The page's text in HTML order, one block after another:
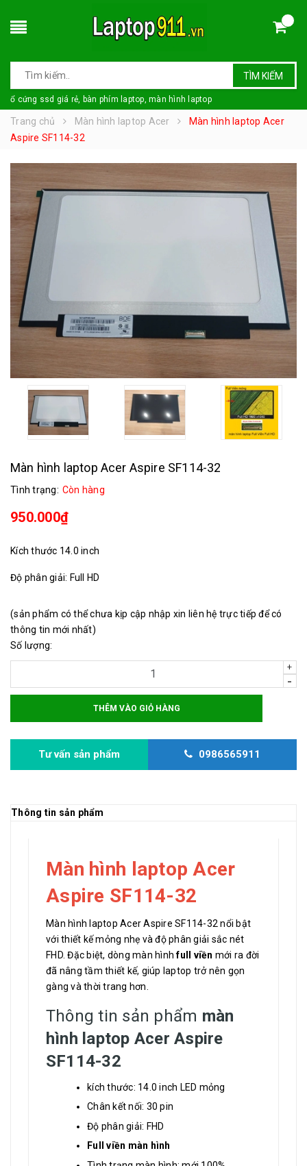
TÌM KIẾM
ổ cứng ssd giá rẻ, bàn phím laptop, màn hình laptop
Trang chủ Màn hình laptop Acer
Màn hình laptop Acer
Aspire SF114-32
Màn hình laptop Acer Aspire SF114-32
Tình trạng: Còn hàng
950.000₫
Kích thước 14.0 inch
Độ phân giải: Full HD
(sản phẩm có thể chưa kịp cập nhập xin liên hệ trực tiếp để có
thông tin mới nhất)
Số lượng:
+
-
THÊM VÀO GIỎ HÀNG
Tư vấn sản phẩm 0986565911
Thông tin sản phẩm
Màn hình laptop Acer
Aspire SF114-32
Màn hình laptop Acer Aspire SF114-32 nổi bật
với thiết kế mỏng nhẹ và độ phân giải sắc nét
FHD. Đặc biệt, dòng màn hìnhfull viền mới ra đời
đã nâng tầm thiết kế, giúp laptop trở nên gọn
gàng và thời trang hơn.
Thông tin sản phẩm màn
hình laptop Acer Aspire
SF114-32
kích thước: 14.0 inch LED mỏng
Chân kết nối: 30 pin
Độ phân giải: FHD
Full viền màn hình